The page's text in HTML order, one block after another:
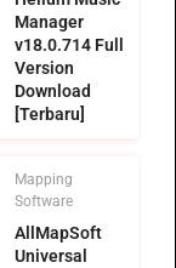
Manager
v18.0.714 Full
Version
Download
[Terbaru]
Mapping
Software
AllMapSoft
Universal